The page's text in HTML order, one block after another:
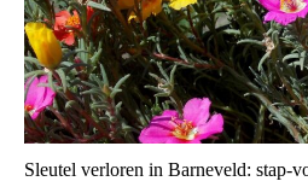
Sleutel verloren in Barneveld: stap-